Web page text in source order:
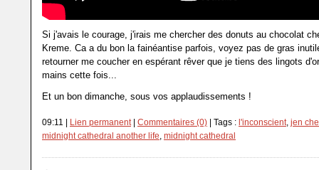
Si j'avais le courage, j'irais me chercher des donuts au chocolat
Kreme. Ca a du bon la fainéantise parfois, voyez pas de gras
retourner me coucher en espérant rêver que je tiens des lingots
mains cette fois...
Et un bon dimanche, sous vos applaudissements !
09:11 | Lien permanent| Commentaires (0) | Tags : l'inconscient, jen
midnight cathedral another life, midnight cathedral